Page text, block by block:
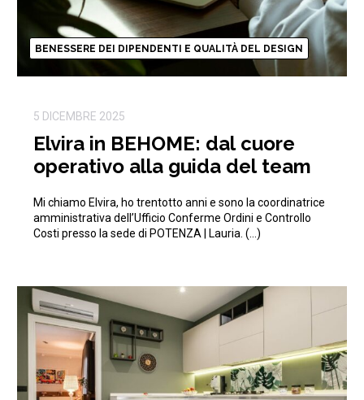
BENESSERE DEI DIPENDENTI E QUALITÀ DEL DESIGN
5 DICEMBRE 2025
Elvira in BEHOME: dal cuore
operativo alla guida del team
Mi chiamo Elvira, ho trentotto anni e sono la coordinatrice
amministrativa dell’Ufficio Conferme Ordini e Controllo
Costi presso la sede di POTENZA | Lauria. (…)